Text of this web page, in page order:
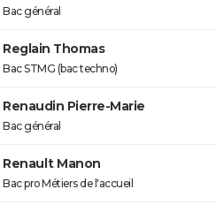
Bac général
Reglain Thomas
Bac STMG (bac techno)
Renaudin Pierre-Marie
Bac général
Renault Manon
Bac pro Métiers de l'accueil